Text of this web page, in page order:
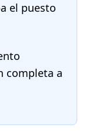
el puesto
completa a